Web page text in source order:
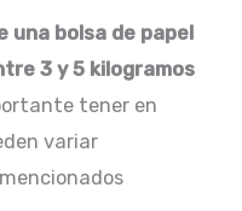
una bolsa de papel
3 y 5 kilogramos
tener en
variar